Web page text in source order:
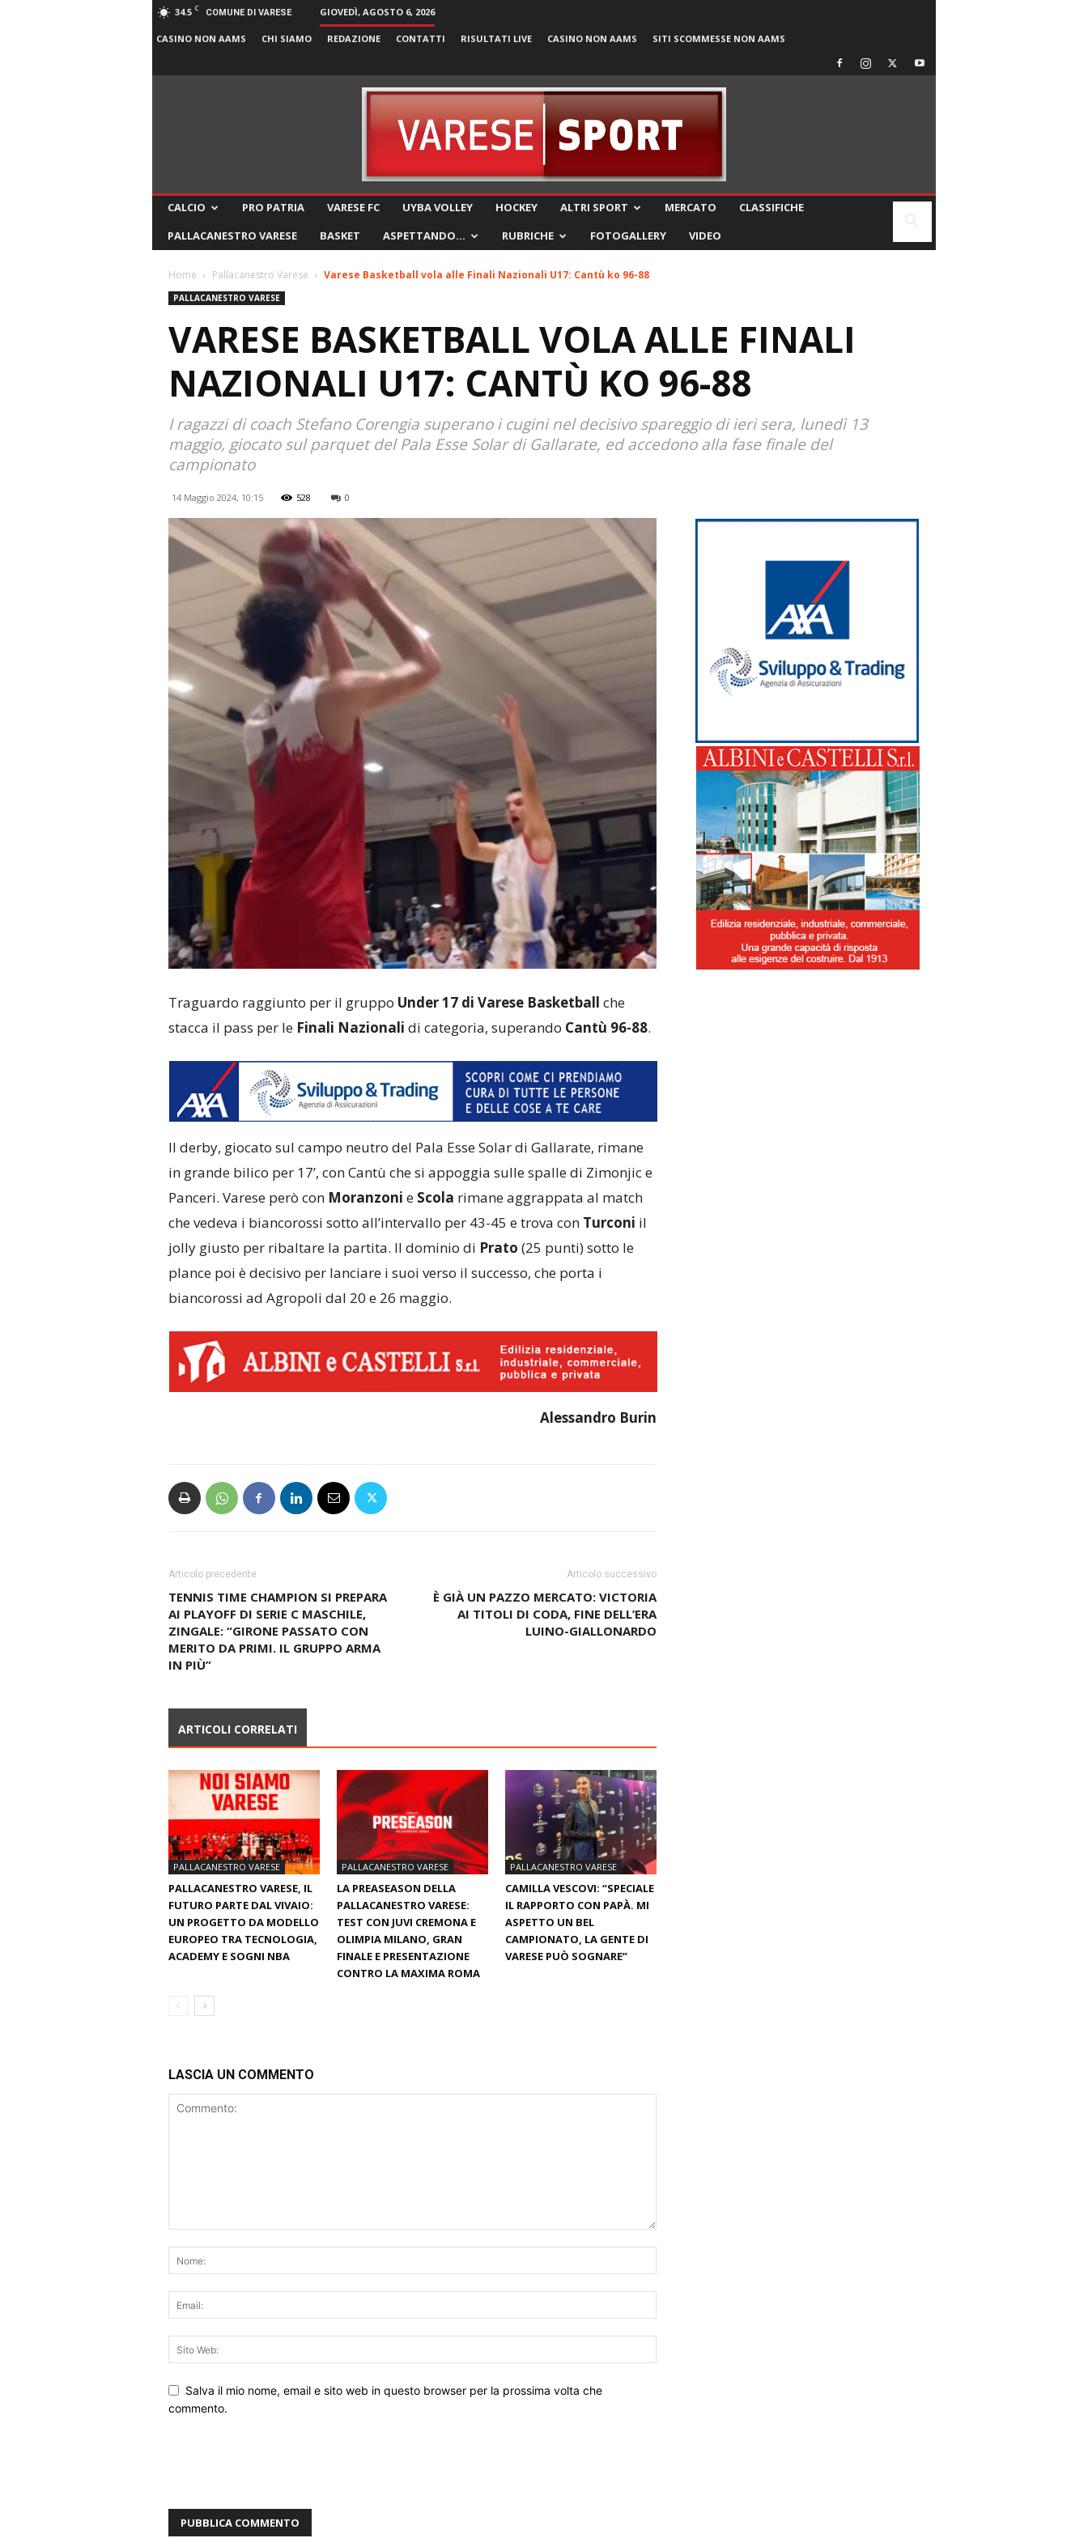
34.5 C COMUNE DI VARESE GIOVEDÌ, AGOSTO 6, 2026
CASINO NON AAMS CHI SIAMO REDAZIONE CONTATTI RISULTATI LIVE CASINO NON AAMS SITI SCOMMESSE NON AAMS
CALCIO PRO PATRIA VARESE FC UYBA VOLLEY HOCKEY ALTRI SPORT MERCATO
CLASSIFICHE
PALLACANESTRO VARESE
BASKET ASPETTANDO… RUBRICHE FOTOGALLERY VIDEO
Home Pallacanestro Varese Varese Basketball vola alle Finali Nazionali U17: Cantù ko 96-88
PALLACANESTRO VARESE
VARESE BASKETBALL VOLA ALLE FINALI
NAZIONALI U17: CANTÙ KO 96-88
I ragazzi di coach Stefano Corengia superano i cugini nel decisivo spareggio di ieri sera, lunedì 13
maggio, giocato sul parquet del Pala Esse Solar di Gallarate, ed accedono alla fase finale del
campionato
14 Maggio 2024, 10:15 528 0
Traguardo raggiunto per il gruppo Under 17 di Varese Basketball che
stacca il pass per le Finali Nazionali di categoria, superando Cantù 96-88.
Il derby, giocato sul campo neutro del Pala Esse Solar di Gallarate, rimane
in grande bilico per 17’, con Cantù che si appoggia sulle spalle di Zimonjic e
Panceri. Varese però con Moranzoni e Scola rimane aggrappata al match
che vedeva i biancorossi sotto all’intervallo per 43-45 e trova con Turconi il
jolly giusto per ribaltare la partita. Il dominio di Prato (25 punti) sotto le
plance poi è decisivo per lanciare i suoi verso il successo, che porta i
biancorossi ad Agropoli dal 20 e 26 maggio.
Alessandro Burin
Articolo precedente
TENNIS TIME CHAMPION SI PREPARA
AI PLAYOFF DI SERIE C MASCHILE,
ZINGALE: “GIRONE PASSATO CON
MERITO DA PRIMI. IL GRUPPO ARMA
IN PIÙ”
Articolo successivo
È GIÀ UN PAZZO MERCATO: VICTORIA
AI TITOLI DI CODA, FINE DELL’ERA
LUINO-GIALLONARDO
ARTICOLI CORRELATI
PALLACANESTRO VARESE
PALLACANESTRO VARESE, IL
FUTURO PARTE DAL VIVAIO:
UN PROGETTO DA MODELLO
EUROPEO TRA TECNOLOGIA,
ACADEMY E SOGNI NBA
PALLACANESTRO VARESE
LA PREASEASON DELLA
PALLACANESTRO VARESE:
TEST CON JUVI CREMONA E
OLIMPIA MILANO, GRAN
FINALE E PRESENTAZIONE
CONTRO LA MAXIMA ROMA
PALLACANESTRO VARESE
CAMILLA VESCOVI: “SPECIALE
IL RAPPORTO CON PAPÀ. MI
ASPETTO UN BEL
CAMPIONATO, LA GENTE DI
VARESE PUÒ SOGNARE”
LASCIA UN COMMENTO
Salva il mio nome, email e sito web in questo browser per la prossima volta che
commento.